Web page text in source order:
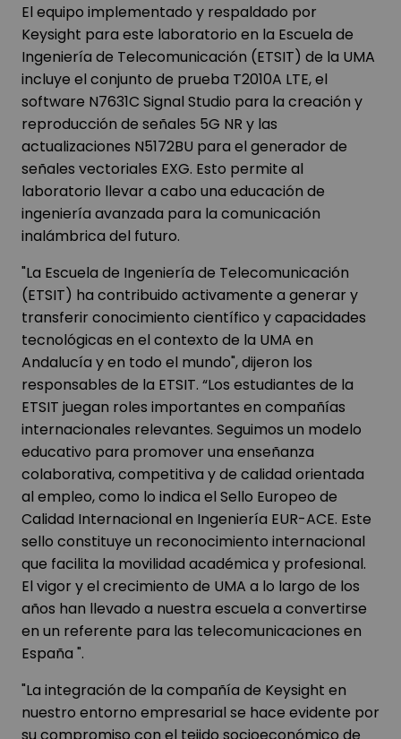
El equipo implementado y respaldado por
Keysight para este laboratorio en la Escuela de
Ingeniería de Telecomunicación (ETSIT) de la UMA
incluye el conjunto de prueba T2010A LTE, el
software N7631C Signal Studio para la creación y
reproducción de señales 5G NR y las
actualizaciones N5172BU para el generador de
señales vectoriales EXG. Esto permite al
laboratorio llevar a cabo una educación de
ingeniería avanzada para la comunicación
inalámbrica del futuro.
"La Escuela de Ingeniería de Telecomunicación
(ETSIT) ha contribuido activamente a generar y
transferir conocimiento científico y capacidades
tecnológicas en el contexto de la UMA en
Andalucía y en todo el mundo", dijeron los
responsables de la ETSIT. “Los estudiantes de la
ETSIT juegan roles importantes en compañías
internacionales relevantes. Seguimos un modelo
educativo para promover una enseñanza
colaborativa, competitiva y de calidad orientada
al empleo, como lo indica el Sello Europeo de
Calidad Internacional en Ingeniería EUR-ACE. Este
sello constituye un reconocimiento internacional
que facilita la movilidad académica y profesional.
El vigor y el crecimiento de UMA a lo largo de los
años han llevado a nuestra escuela a convertirse
en un referente para las telecomunicaciones en
España ".
"La integración de la compañía de Keysight en
nuestro entorno empresarial se hace evidente por
su compromiso con el tejido socioeconómico de